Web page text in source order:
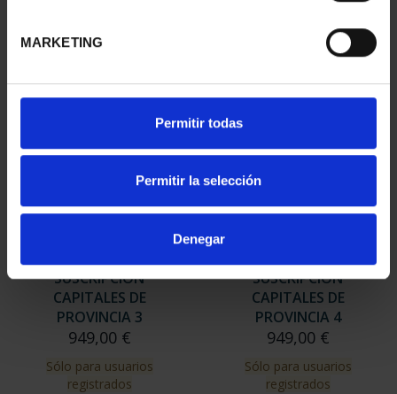
MARKETING
Permitir todas
Permitir la selección
Denegar
Sólo para usuarios
Sólo para usuarios
registrados
SUSCRIPCIÓN
CAPITALES DE
PROVINCIA 3
949,00 €
Sólo para usuarios
registrados
SUSCRIPCIÓN
CAPITALES DE
PROVINCIA 4
949,00 €
Sólo para usuarios
registrados